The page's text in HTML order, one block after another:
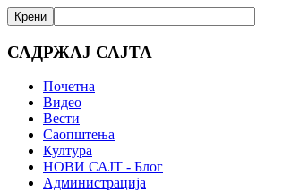
САДРЖАЈ САЈТА
Почетна
Видео
Вести
Саопштења
Култура
НОВИ САЈТ - Блог
Администрација